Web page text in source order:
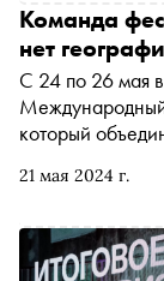
осознания
21 мая 2024 г.
Команда
нет
С 24 по 26 мая
который
Нидерландов и
«Прометей»,
— участниках